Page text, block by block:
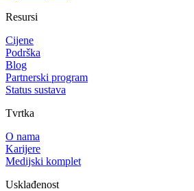
Resursi
Cijene
Podrška
Blog
Partnerski program
Status sustava
Tvrtka
O nama
Karijere
Medijski komplet
Usklađenost